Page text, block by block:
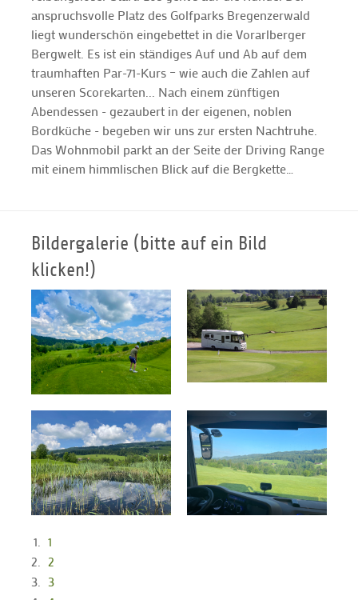
anspruchsvolle Platz des Golfparks Bregenzerwald
liegt wunderschön eingebettet in die Vorarlberger
Bergwelt. Es ist ein ständiges Auf und Ab auf dem
traumhaften Par-71-Kurs – wie auch die Zahlen auf
unseren Scorekarten... Nach einem zünftigen
Abendessen - gezaubert in der eigenen, noblen
Bordküche - begeben wir uns zur ersten Nachtruhe.
Das Wohnmobil parkt an der Seite der Driving Range
mit einem himmlischen Blick auf die Bergkette…
Bildergalerie (bitte auf ein Bild
klicken!)
1
2
3